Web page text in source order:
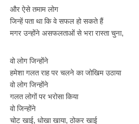
और ऐसे तमाम लोग
जिन्हें पता था कि वे सफल हो सकते हैं
मगर उन्होंने असफलताओं से भरा रास्ता चुना,
वो लोग जिन्होंने
हमेशा गलत राह पर चलने का जोखिम उठाया
वो लोग जिन्होंने
गलत लोगों पर भरोसा किया
वो जिन्होंने
चोट खाई, धोखा खाया, ठोकर खाई